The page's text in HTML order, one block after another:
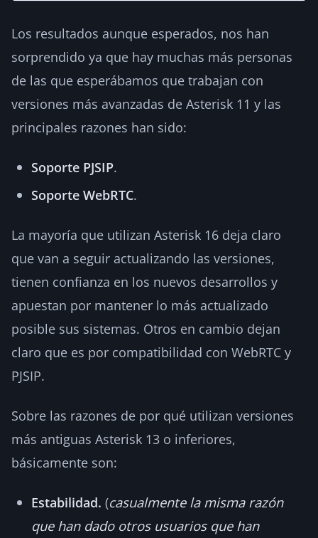
Los resultados aunque esperados, nos han
sorprendido ya que hay muchas más personas
de las que esperábamos que trabajan con
versiones más avanzadas de Asterisk 11 y las
principales razones han sido:
Soporte PJSIP.
Soporte WebRTC.
La mayoría que utilizan Asterisk 16 deja claro
que van a seguir actualizando las versiones,
tienen confianza en los nuevos desarrollos y
apuestan por mantener lo más actualizado
posible sus sistemas. Otros en cambio dejan
claro que es por compatibilidad con WebRTC y
PJSIP.
Sobre las razones de por qué utilizan versiones
más antiguas Asterisk 13 o inferiores,
básicamente son:
Estabilidad. (casualmente la misma razón
que han dado otros usuarios que han